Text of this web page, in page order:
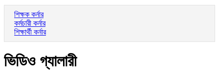
শিক্ষক কর্নার
কর্মচারী কর্নার
শিক্ষার্থী কর্নার
ভিডিও গ্যালারী